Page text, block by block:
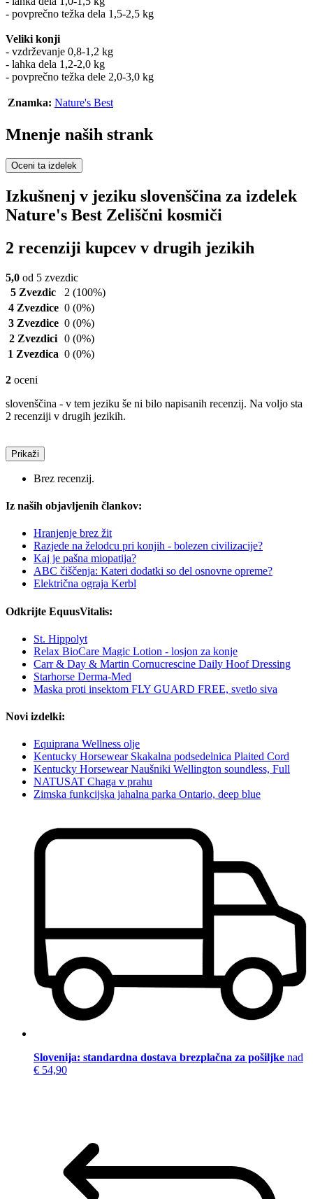
- povprečno težka dela 1,5-2,5 kg
Veliki konji
- vzdrževanje 0,8-1,2 kg
- lahka dela 1,2-2,0 kg
- povprečno težka dele 2,0-3,0 kg
Znamka: Nature's Best
Mnenje naših strank
Oceni ta izdelek
Izkušnenj v jeziku slovenščina za izdelek
Nature's Best Zeliščni kosmiči
2 recenziji kupcev v drugih jezikih
5,0 od 5 zvezdic
5 Zvezdic
2 (100%)
4 Zvezdice 0 (0%)
3 Zvezdice 0 (0%)
2 Zvezdici 0 (0%)
1 Zvezdica 0 (0%)
2 oceni
slovenščina - v tem jeziku še ni bilo napisanih recenzij. Na voljo sta
2 recenziji v drugih jezikih.
Prikaži
Brez recenzij.
Iz naših objavljenih člankov:
Hranjenje brez žit
Razjede na želodcu pri konjih - bolezen civilizacije?
Kaj je pašna miopatija?
ABC čiščenja: Kateri dodatki so del osnovne opreme?
Električna ograja Kerbl
Odkrijte EquusVitalis:
St. Hippolyt
Relax BioCare Magic Lotion - losjon za konje
Carr & Day & Martin Cornucrescine Daily Hoof Dressing
Starhorse Derma-Med
Maska proti insektom FLY GUARD FREE, svetlo siva
Novi izdelki:
Equiprana Wellness olje
Kentucky Horsewear Skakalna podsedelnica Plaited Cord
Kentucky Horsewear Naušniki Wellington soundless, Full
NATUSAT Chaga v prahu
Zimska funkcijska jahalna parka Ontario, deep blue
Slovenija: standardna dostava brezplačna za pošiljke nad
€ 54,90